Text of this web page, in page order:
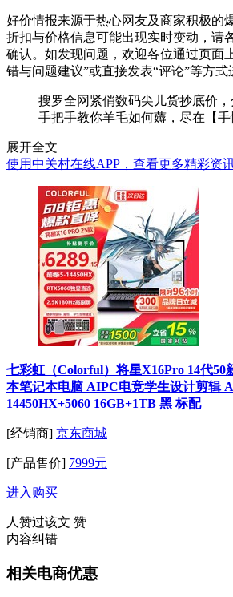
好价情报来源于热心网友及商家积极的
折扣与价格信息可能出现实时变动，请
确认。如发现问题，欢迎各位通过页面
错与问题建议”或直接发表“评论”等方式
搜罗全网紧俏数码尖儿货抄底价，
手把手教你羊毛如何薅，尽在【手
展开全文
使用中关村在线APP，查看更多精彩资
七彩虹（Colorful）将星X16Pro 14代50
本笔记本电脑 AIPC电竞学生设计剪辑
14450HX+5060 16GB+1TB 黑 标配
[经销商] 京东商城
[产品售价] 7999元
进入购买
人赞过该文 赞
内容纠错
相关电商优惠